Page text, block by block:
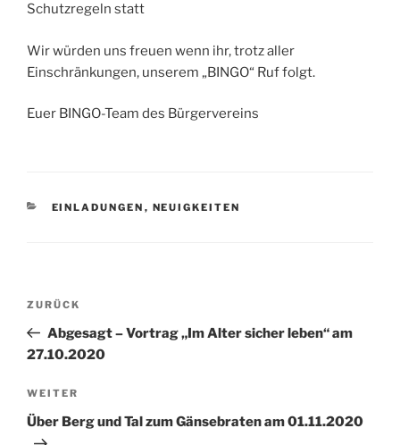
Schutzregeln statt
Wir würden uns freuen wenn ihr, trotz aller
Einschränkungen, unserem „BINGO“ Ruf folgt.
Euer BINGO-Team des Bürgervereins
KATEGORIEN
EINLADUNGEN , NEUIGKEITEN
Beitragsnavigation
Vorheriger
Beitrag
ZURÜCK
Abgesagt – Vortrag „Im Alter sicher leben“ am
27.10.2020
Nächster
Beitrag
WEITER
Über Berg und Tal zum Gänsebraten am 01.11.2020